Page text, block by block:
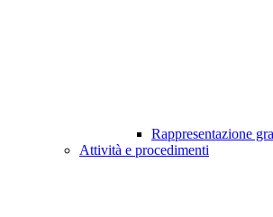
Rappresentazione
Attività e procedimenti